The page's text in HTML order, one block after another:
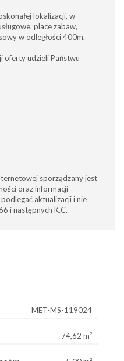
lokalizacji, w
place zabaw,
w odległości 400m.
oferty udzieli Państwu
sporządzany jest
oraz informacji
aktualizacji i nie
i następnych K.C.
MET-MS-119024
74,62 m²